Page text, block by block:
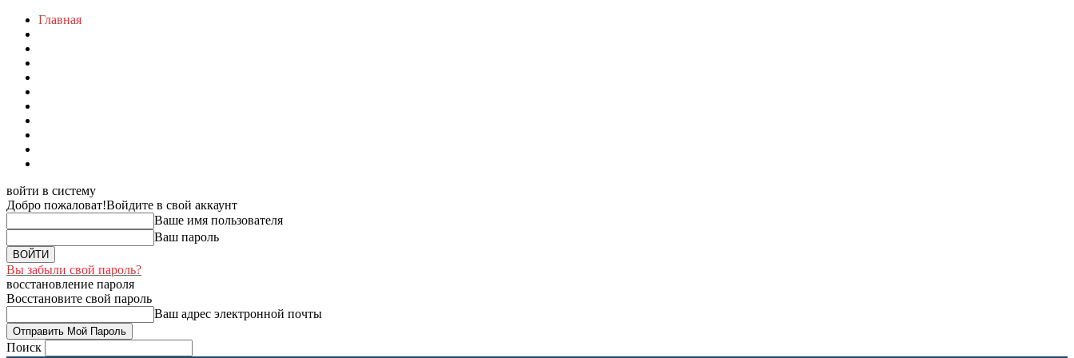
Главная
войти в систему
Добро пожаловат!Войдите в свой аккаунт
Ваше имя пользователя
Ваш пароль
Вы забыли свой пароль?
восстановление пароля
Восстановите свой пароль
Ваш адрес электронной почты
Поиск